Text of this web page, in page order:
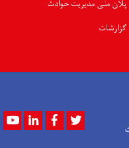
پلان ملی مدیریت حوادث
گزارشات
YoutubeLinkedInFacebook